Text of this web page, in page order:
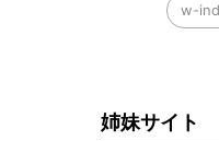
w-
姉妹サイト